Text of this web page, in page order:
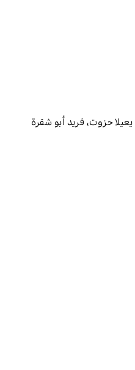
يعيلا حزوت، فريد أبو شقرة